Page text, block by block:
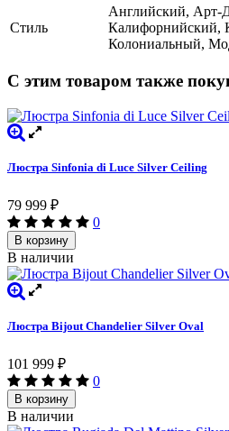
Стиль
Английский, Арт-
Калифорнийский,
Колониальный,
С этим товаром также
Люстра Sinfonia di Luce Silver Ceiling
79 999 ₽
0
В корзину
В наличии
Люстра Bijout Chandelier Silver Oval
101 999 ₽
0
В корзину
В наличии